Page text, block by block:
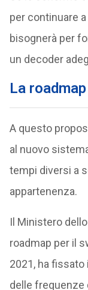
per continuare
bisognerà per
un decoder
La
A questo
al nuovo
tempi diversi a
appartenenza.
Il Ministero
roadmap per il
2021, ha
delle frequenze